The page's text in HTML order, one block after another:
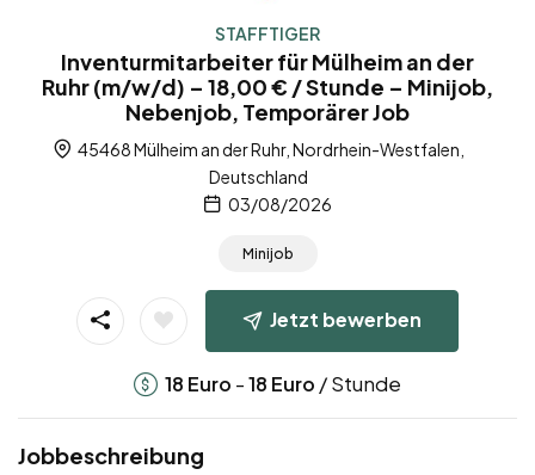
STAFFTIGER
Inventurmitarbeiter für Mülheim an der
Ruhr (m/w/d) – 18,00 € / Stunde – Minijob,
Nebenjob, Temporärer Job
45468 Mülheim an der Ruhr, Nordrhein-Westfalen,
Deutschland
03/08/2026
Minijob
Jetzt bewerben
18 Euro -18 Euro / Stunde
Jobbeschreibung